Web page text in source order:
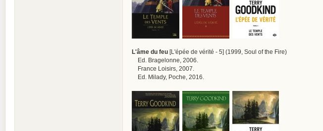
L'âme du feu [L'épée de vérité - 5] (1999, Soul of the Fire)
Ed. Bragelonne, 2006.
France Loisirs, 2007.
Ed. Milady, Poche, 2016.